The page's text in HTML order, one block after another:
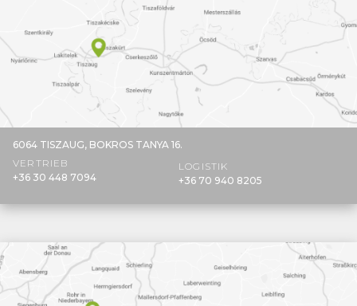
6064 TISZAUG, BOKROS TANYA 16.
VERTRIEB
+36 30 448 7094
LOGISTIK
+36 70 940 8205